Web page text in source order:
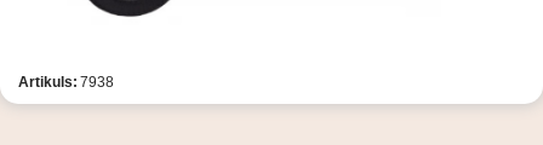
Artikuls: 7938